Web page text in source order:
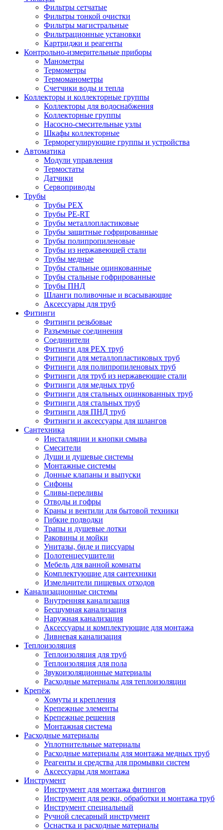
Фильтры сетчатые
Фильтры тонкой очистки
Фильтры магистральные
Фильтрационные установки
Картриджи и реагенты
Контрольно-измерительные приборы
Манометры
Термометры
Термоманометры
Счетчики воды и тепла
Коллекторы и коллекторные группы
Коллекторы для водоснабжения
Коллекторные группы
Насосно-смесительные узлы
Шкафы коллекторные
Терморегулирующие группы и устройства
Автоматика
Модули управления
Термостаты
Датчики
Сервоприводы
Трубы
Трубы PEX
Трубы PE-RT
Трубы металлопластиковые
Трубы защитные гофрированные
Трубы полипропиленовые
Трубы из нержавеющей стали
Трубы медные
Трубы стальные оцинкованные
Трубы стальные гофрированные
Трубы ПНД
Шланги поливочные и всасывающие
Аксессуары для труб
Фитинги
Фитинги резьбовые
Разъемные соединения
Соединители
Фитинги для PEX труб
Фитинги для металлопластиковых труб
Фитинги для полипропиленовых труб
Фитинги для труб из нержавеющие стали
Фитинги для медных труб
Фитинги для стальных оцинкованных труб
Фитинги для стальных труб
Фитинги для ПНД труб
Фитинги и аксессуары для шлангов
Сантехника
Инсталляции и кнопки смыва
Смесители
Души и душевые системы
Монтажные системы
Донные клапаны и выпуски
Сифоны
Сливы-переливы
Отводы и гофры
Краны и вентили для бытовой техники
Гибкие подводки
Трапы и душевые лотки
Раковины и мойки
Унитазы, биде и писсуары
Полотенцесушители
Мебель для ванной комнаты
Комплектующие для сантехники
Измельчители пищевых отходов
Канализационные системы
Внутренняя канализация
Бесшумная канализация
Наружная канализация
Аксессуары и комплектующие для монтажа
Ливневая канализация
Теплоизоляция
Теплоизоляция для труб
Теплоизоляция для пола
Звукоизоляционные материалы
Расходные материалы для теплоизоляции
Крепёж
Хомуты и крепления
Крепежные элементы
Крепежные решения
Монтажная система
Расходные материалы
Уплотнительные материалы
Расходные материалы для монтажа медных труб
Реагенты и средства для промывки систем
Аксессуары для монтажа
Инструмент
Инструмент для монтажа фитингов
Инструмент для резки, обработки и монтажа труб
Инструмент специальный
Ручной слесарный инструмент
Оснастка и расходные материалы